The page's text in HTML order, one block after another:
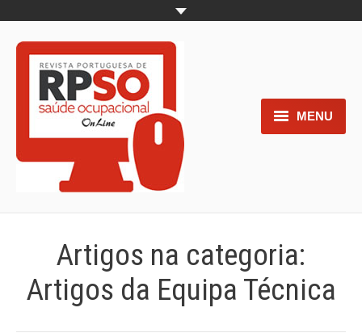
MENU
Home
Trabalhos aceites para submissão
Normas para os autores
Artigos na categoria:
Artigos da Equipa Técnica